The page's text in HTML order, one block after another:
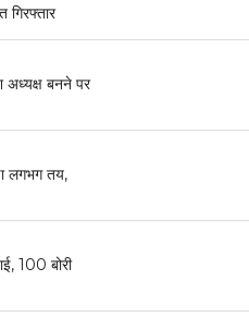
गिरफ्तार
बनने पर
लगभग तय,
100 बोरी